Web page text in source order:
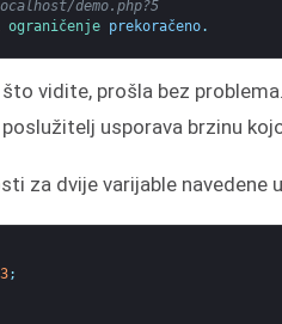
demo.php?5
ograničenje prekoračeno.
vidite, prošla bez
usporava brzinu
za dvije varijable navedene
3;